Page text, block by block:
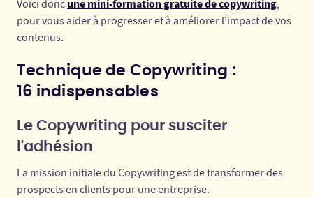
Voici donc une mini-formation gratuite de copywriting,
pour vous aider à progresser et à améliorer l’impact de vos
contenus.
Technique de Copywriting :
16 indispensables
Le Copywriting pour susciter
l'adhésion
La mission initiale du Copywriting est de transformer des
prospects en clients pour une entreprise.